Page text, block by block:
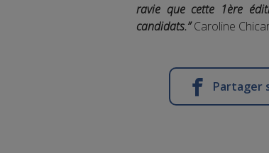
ravie que cette 1ère
candidats.”Caroline
Partager